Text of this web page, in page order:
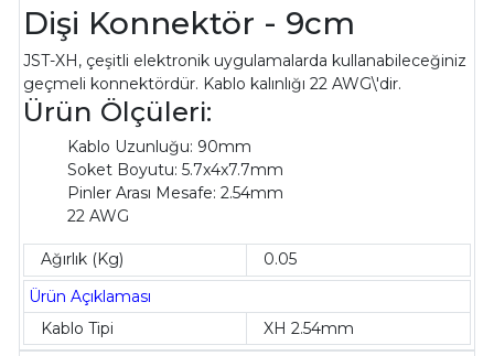
Dişi Konnektör - 9cm
JST-XH, çeşitli elektronik uygulamalarda kullanabileceğiniz
geçmeli konnektördür. Kablo kalınlığı 22 AWG\'dir.
Ürün Ölçüleri:
Kablo Uzunluğu: 90mm
Soket Boyutu: 5.7x4x7.7mm
Pinler Arası Mesafe: 2.54mm
22 AWG
Ağırlık (Kg)
0.05
Ürün Açıklaması
Kablo Tipi
XH 2.54mm